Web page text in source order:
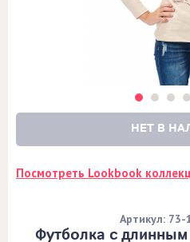
НЕТ В
Посмотреть Lookbook
Футболка с
Артикул: